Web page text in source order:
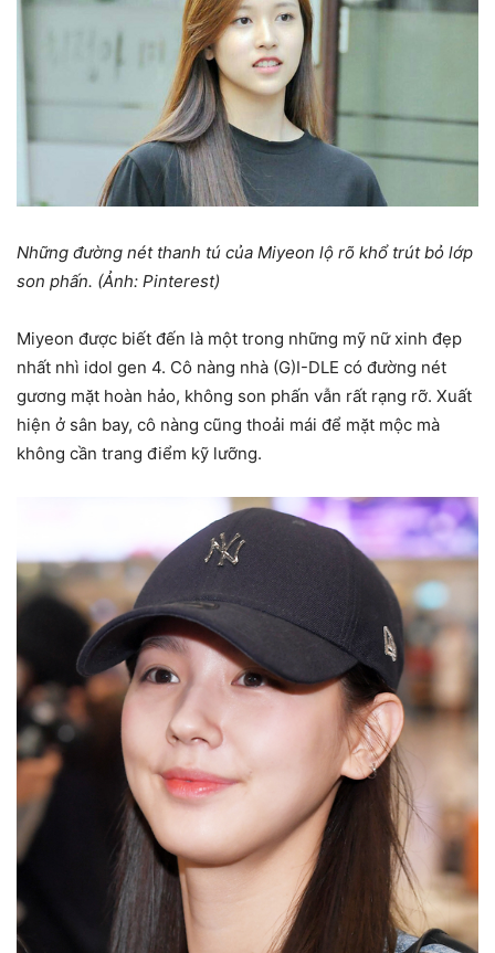
Những đường nét thanh tú của Miyeon lộ rõ khổ trút bỏ lớp
son phấn. (Ảnh: Pinterest)
Miyeon được biết đến là một trong những mỹ nữ xinh đẹp
nhất nhì idol gen 4. Cô nàng nhà (G)I-DLE có đường nét
gương mặt hoàn hảo, không son phấn vẫn rất rạng rỡ. Xuất
hiện ở sân bay, cô nàng cũng thoải mái để mặt mộc mà
không cần trang điểm kỹ lưỡng.